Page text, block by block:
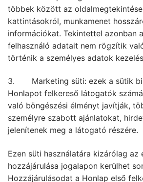
többek között az
kattintásokról, munkamenet
információkat. Tekintettel azonban
felhasználó adatait nem rögzítik
történik a személyes adatok
3. Marketing süti: ezek a sütik
Honlapot felkereső látogatók
való böngészési élményt javítják,
személyre szabott ajánlatokat,
jelenítenek meg a látogató részére.
Ezen süti használatára kizárólag az
hozzájárulása jogalapon kerülhet
Hozzájárulásodat a Honlap első